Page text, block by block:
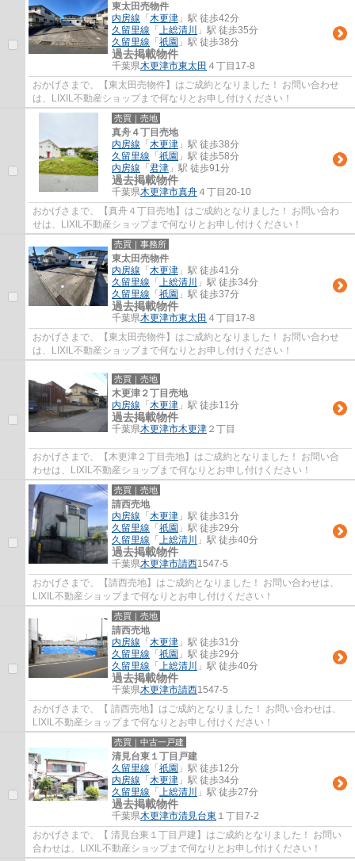
東太田売物件
内房線 「 木更津 」駅 徒歩42分
久留里線 「 上総清川
」駅 徒歩35分
久留里線 「 祇園 」駅 徒歩38分
過去掲載物件
千葉県木更津市東太田 ４丁目17-8
おかげさまで、【東太田売物件】はご成約となりました！ お問い合わせ
は、LIXIL不動産ショップまで何なりとお申し付けください！
売買｜売地
真舟４丁目売地
内房線 「 木更津 」駅 徒歩38分
久留里線 「 祇園 」駅 徒歩58分
内房線 「 君津 」駅 徒歩91分
過去掲載物件
千葉県木更津市真舟 ４丁目20-10
おかげさまで、【真舟４丁目売地】はご成約となりました！ お問い合わ
せは、LIXIL不動産ショップまで何なりとお申し付けください！
売買｜事務所
東太田売物件
内房線 「 木更津 」駅 徒歩41分
久留里線 「 上総清川
」駅 徒歩34分
久留里線 「 祇園 」駅 徒歩37分
過去掲載物件
千葉県木更津市東太田 ４丁目17-8
おかげさまで、【東太田売物件】はご成約となりました！ お問い合わせ
は、LIXIL不動産ショップまで何なりとお申し付けください！
売買｜売地
木更津２丁目売地
内房線 「 木更津 」駅 徒歩11分
過去掲載物件
千葉県木更津市木更津 ２丁目
おかげさまで、【木更津２丁目売地】はご成約となりました！ お問い合
わせは、LIXIL不動産ショップまで何なりとお申し付けください！
売買｜売地
請西売地
内房線 「 木更津 」駅 徒歩31分
久留里線 「 祇園 」駅 徒歩29分
久留里線 「 上総清川 」駅 徒歩40分
過去掲載物件
千葉県木更津市請西1547-5
おかげさまで、【請西売地】はご成約となりました！ お問い合わせは、
LIXIL不動産ショップまで何なりとお申し付けください！
売買｜売地
請西売地
内房線 「 木更津 」駅 徒歩31分
久留里線 「 祇園 」駅 徒歩29分
久留里線 「 上総清川 」駅 徒歩40分
過去掲載物件
千葉県木更津市請西1547-5
おかげさまで、【 請西売地】はご成約となりました！ お問い合わせは、
LIXIL不動産ショップまで何なりとお申し付けください！
売買｜中古一戸建
清見台東１丁目戸建
久留里線 「 祇園 」駅 徒歩12分
内房線 「 木更津 」駅 徒歩34分
久留里線 「 上総清川 」駅 徒歩27分
過去掲載物件
千葉県木更津市清見台東 １丁目7-2
おかげさまで、【 清見台東１丁目戸建】はご成約となりました！ お問い
合わせは、LIXIL不動産ショップまで何なりとお申し付けください！